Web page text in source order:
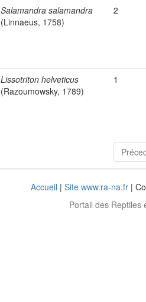
Salamandra salamandra
(Linnaeus, 1758)
2
Lissotriton helveticus
(Razoumowsky, 1789)
1
Accueil | Site www.ra-na.fr |
Portail des Reptiles